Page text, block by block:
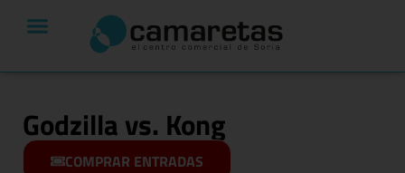
Godzilla vs. Kong
COMPRAR ENTRADAS